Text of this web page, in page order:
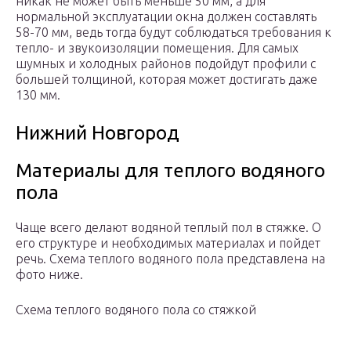
нормальной эксплуатации окна должен составлять
58-70 мм, ведь тогда будут соблюдаться требования к
тепло- и звукоизоляции помещения. Для самых
шумных и холодных районов подойдут профили с
большей толщиной, которая может достигать даже
130 мм.
Нижний Новгород
Материалы для теплого водяного
пола
Чаще всего делают водяной теплый пол в стяжке. О
его структуре и необходимых материалах и пойдет
речь. Схема теплого водяного пола представлена на
фото ниже.
Схема теплого водяного пола со стяжкой